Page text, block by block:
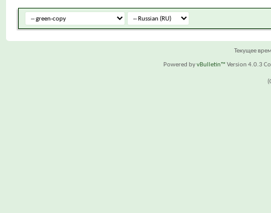
Текущее
Powered byvBulletin™ Version 4.0.3